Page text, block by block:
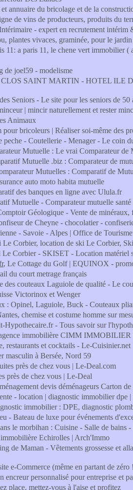
annuaire du bricolage et de la
de vins de producteurs, produits du
- expert en recrutement intérim
plantes vivaces, graminée, pour le
11: a paris 11, le chene vert immobilier
de joel59 - modelisme
SAINT MARTIN - HOTEL ILE
Seniors - Le site pour les seniors de 50
| mincir naturellement et rester
Animaux
pour bricoleurs | Réaliser soi-même des
peche - Coutellerie - Menager - Le coin
Mutuelle : Le vrai Comparateur de
Mutuelle .biz : Comparateur de
Mutuelles : Comparatif de
auto moto habita mutuelle
des banques en ligne avec Ulula.fr
Mutuelle - Comparateur mutuelle
Géologique - Vente de minéraux,
de Cheyne - chocolatier -
- Savoie - Alpes | Office de
Le Corbier, location de ski Le Corbier,
Le Corbier - SKISET - Location matériel
, Le Cottage du Golf | EQUINOX -
du court metrage français
des couteaux Laguiole de qualité - Le
Victorinox et Wenger
: Opinel, Laguiole, Buck - Couteaux
chemise et costume homme sur
Hypothecaire.fr - Tous savoir sur
immobilière CIMM IMMOBILIER
restaurants et cocktails - Le-Cuisinier.net
masculin à Bersée, Nord 59
près de chez vous | Le-Deal.com
près de chez vous | Le-Deal
devis déménageurs Carton
- location | diagnostic immobilier dpe
immobilier : DPE, diagnostic
- Bateau de luxe pour événements
le morbihan : Cuisine - Salle de
Echirolles | Arch'Immo
de Maman - Vêtements grossesse et
e-Commerce (même en partant de zéro
encreur personnalisé pour entreprise et
place, mettez-vous à l'aise et profitez